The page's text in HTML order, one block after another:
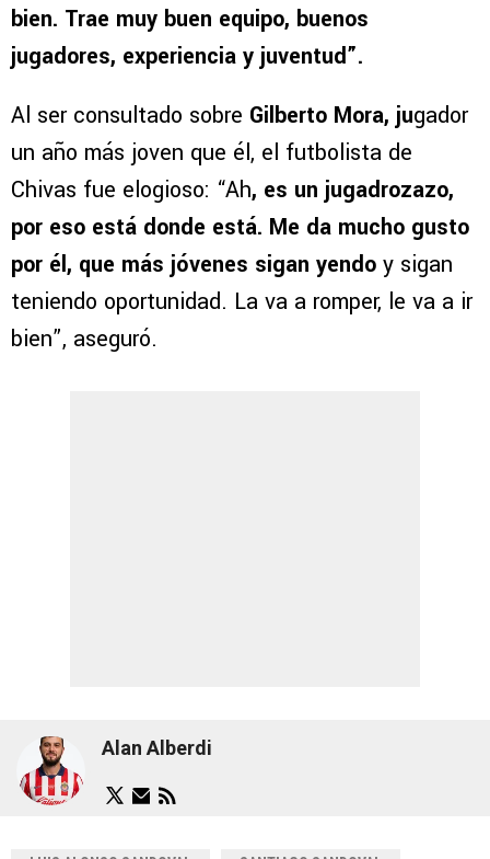
bien. Trae muy buen equipo, buenos
jugadores, experiencia y juventud”.
Al ser consultado sobre Gilberto Mora, jugador
un año más joven que él, el futbolista de
Chivas fue elogioso: “Ah, es un jugadrozazo,
por eso está donde está. Me da mucho gusto
por él, que más jóvenes sigan yendo y sigan
teniendo oportunidad. La va a romper, le va a ir
bien”, aseguró.
Alan Alberdi